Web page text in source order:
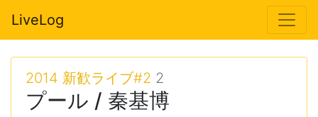
LiveLog
2014 新歓ライブ#2 2
プール / 秦基博